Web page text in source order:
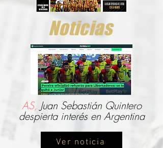
Noticias
AS, Juan Sebastián Quintero
despierta interés en Argentina
Ver noticia